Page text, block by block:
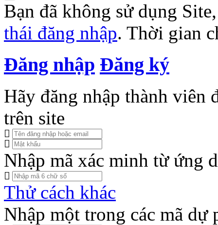
Bạn đã không sử dụng
thái đăng nhập. Thời gian
Đăng nhập Đăng ký
Hãy đăng nhập thành viên
trên site
Nhập mã xác minh từ ứng
Thử cách khác
Nhập một trong các mã dự